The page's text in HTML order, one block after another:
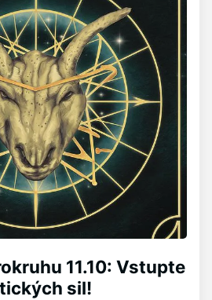
11.10: Vstupte
sil!